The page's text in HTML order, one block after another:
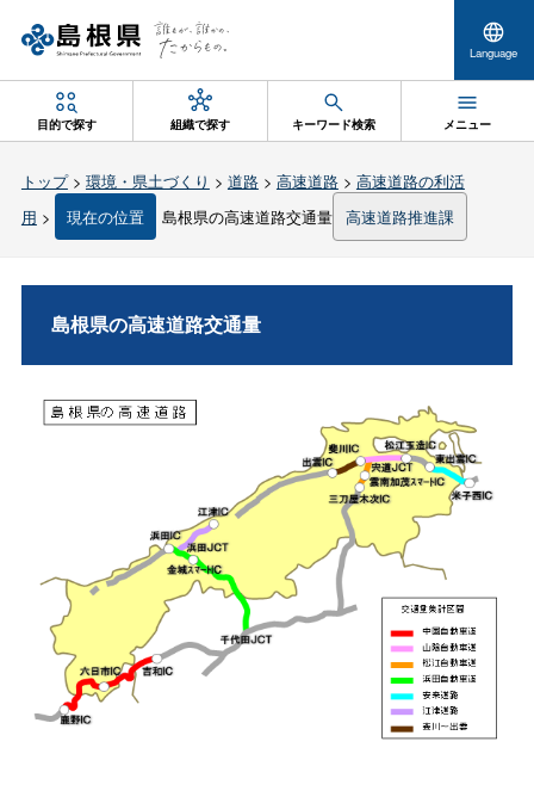
Language
目的で探す 組織で探す キーワード検索 メニュー
トップ> 環境・県土づくり > 道路> 高速道路> 高速道路の利活
用 > 現在の位置 島根県の高速道路交通量 高速道路推進課
島根県の高速道路交通量